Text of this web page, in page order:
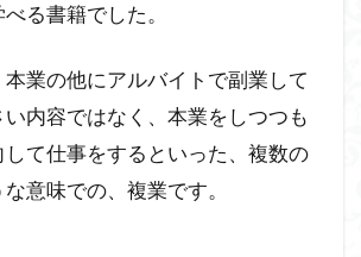
る書籍でした。
業の他にアルバイトで副業して
内容ではなく、本業をしつつも
して仕事をするといった、複数の
意味での、複業です。